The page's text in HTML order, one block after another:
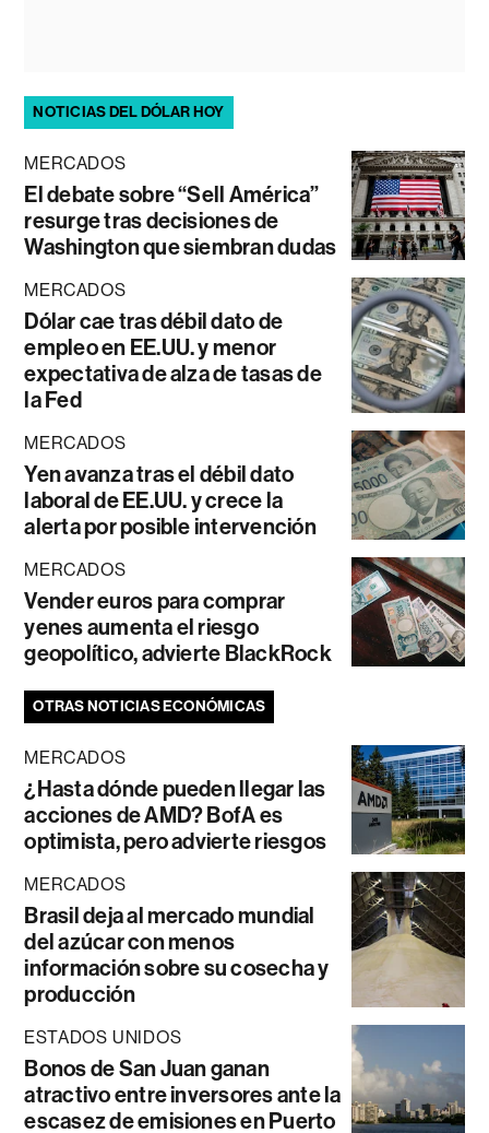
NOTICIAS DEL DÓLAR HOY
MERCADOS
El debate sobre “Sell América”
resurge tras decisiones de
Washington que siembran dudas
MERCADOS
Dólar cae tras débil dato de
empleo en EE.UU. y menor
expectativa de alza de tasas de
la Fed
MERCADOS
Yen avanza tras el débil dato
laboral de EE.UU. y crece la
alerta por posible intervención
MERCADOS
Vender euros para comprar
yenes aumenta el riesgo
geopolítico, advierte BlackRock
OTRAS NOTICIAS ECONÓMICAS
MERCADOS
¿Hasta dónde pueden llegar las
acciones de AMD? BofA es
optimista, pero advierte riesgos
MERCADOS
Brasil deja al mercado mundial
del azúcar con menos
información sobre su cosecha y
producción
ESTADOS UNIDOS
Bonos de San Juan ganan
atractivo entre inversores ante la
escasez de emisiones en Puerto